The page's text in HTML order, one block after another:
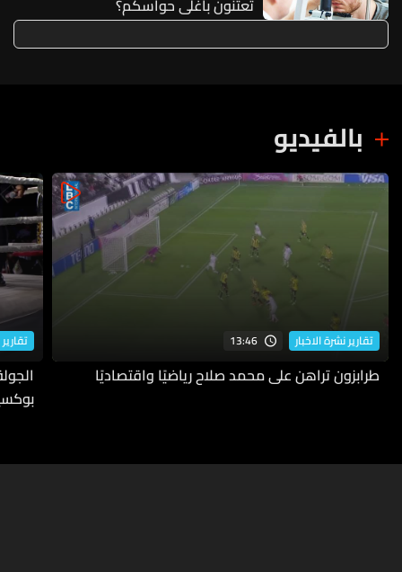
تعتنون بأغلى حواسكم؟
بالفيديو
تقارير نشرة الاخبار 13:46
طرابزون تراهن على محمد صلاح رياضيًا واقتصاديًا